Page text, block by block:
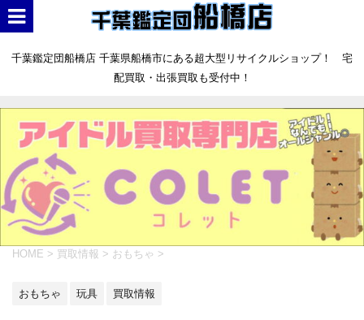
千葉鑑定団船橋店 千葉県船橋市にある超大型リサイクルショップ！ 宅
配買取・出張買取も受付中！
HOME > 買取情報 > おもちゃ >
おもちゃ 玩具 買取情報